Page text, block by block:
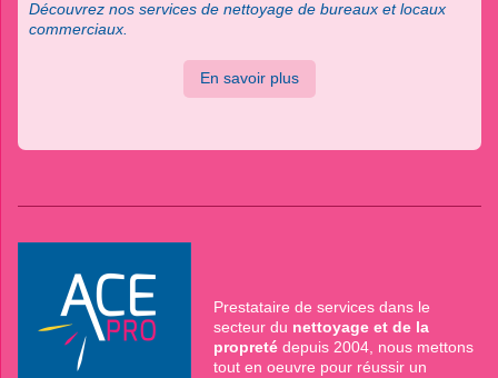
Découvrez nos services de nettoyage de bureaux et locaux
commerciaux.
En savoir plus
Prestataire de services dans le
secteur du nettoyage et de la
propreté depuis 2004, nous mettons
tout en oeuvre pour réussir un